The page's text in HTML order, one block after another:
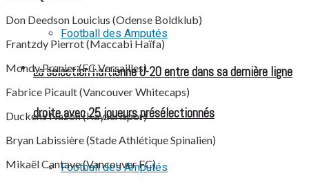
La sélection haïtienne U-20 entre dans sa dernière ligne
droite avec 25 joueurs présélectionnés
Football des Amputés
Football des Amputés
FOOTBALL FÉMININ
Don Deedson Louicius (Odense Boldklub)
Frantzdy Pierrot (Maccabi Haïfa)
Mondy Prunier (FC Versailles)
Fabrice Picault (Vancouver Whitecaps)
Duckens Nazon (Kayserispor)
Bryan Labissière (Stade Athlétique Spinalien)
Mikaël Cantave (Vancouver FC)